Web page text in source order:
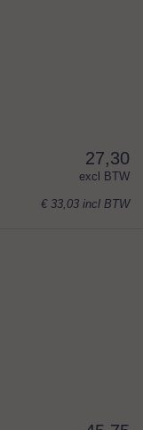
27,30
excl BTW
€ 33,03 incl BTW